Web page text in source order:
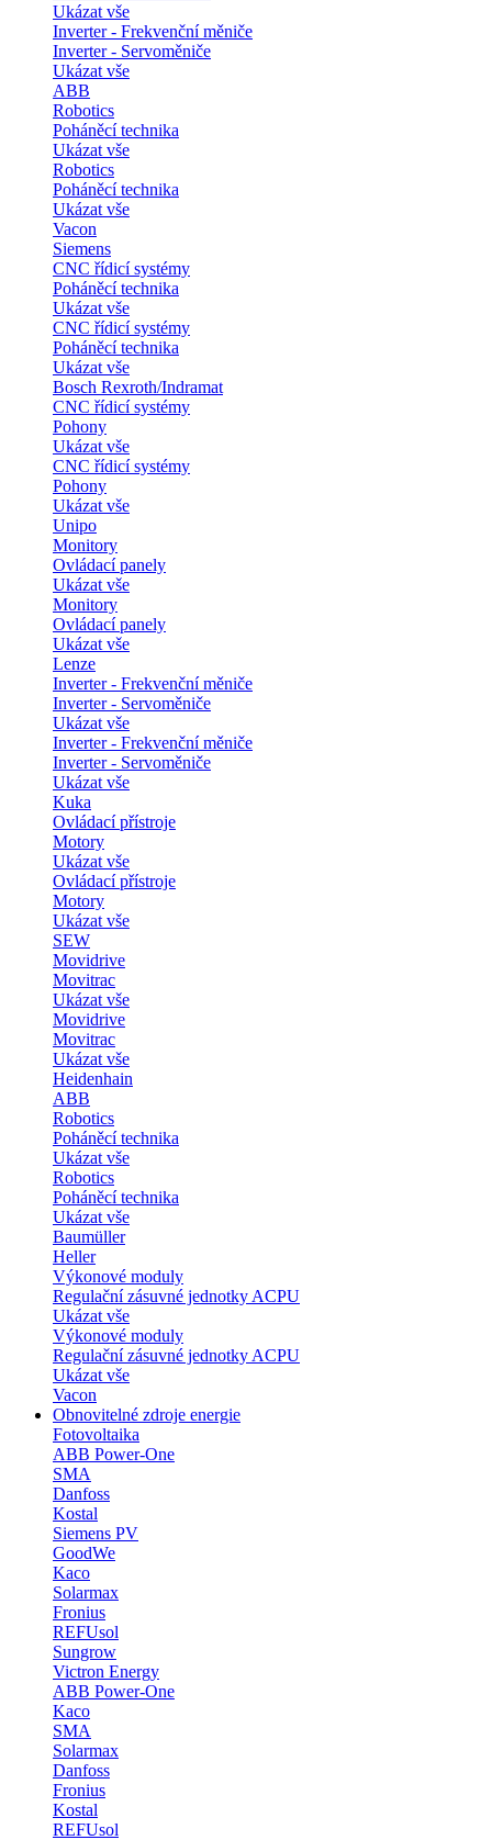
Ukázat vše
Inverter - Frekvenční měniče
Inverter - Servoměniče
Ukázat vše
ABB
Robotics
Poháněcí technika
Ukázat vše
Robotics
Poháněcí technika
Ukázat vše
Vacon
Siemens
CNC řídicí systémy
Poháněcí technika
Ukázat vše
CNC řídicí systémy
Poháněcí technika
Ukázat vše
Bosch Rexroth/Indramat
CNC řídicí systémy
Pohony
Ukázat vše
CNC řídicí systémy
Pohony
Ukázat vše
Unipo
Monitory
Ovládací panely
Ukázat vše
Monitory
Ovládací panely
Ukázat vše
Lenze
Inverter - Frekvenční měniče
Inverter - Servoměniče
Ukázat vše
Inverter - Frekvenční měniče
Inverter - Servoměniče
Ukázat vše
Kuka
Ovládací přístroje
Motory
Ukázat vše
Ovládací přístroje
Motory
Ukázat vše
SEW
Movidrive
Movitrac
Ukázat vše
Movidrive
Movitrac
Ukázat vše
Heidenhain
ABB
Robotics
Poháněcí technika
Ukázat vše
Robotics
Poháněcí technika
Ukázat vše
Baumüller
Heller
Výkonové moduly
Regulační zásuvné jednotky ACPU
Ukázat vše
Výkonové moduly
Regulační zásuvné jednotky ACPU
Ukázat vše
Vacon
Obnovitelné zdroje energie
Fotovoltaika
ABB Power-One
SMA
Danfoss
Kostal
Siemens PV
GoodWe
Kaco
Solarmax
Fronius
REFUsol
Sungrow
Victron Energy
ABB Power-One
Kaco
SMA
Solarmax
Danfoss
Fronius
Kostal
REFUsol